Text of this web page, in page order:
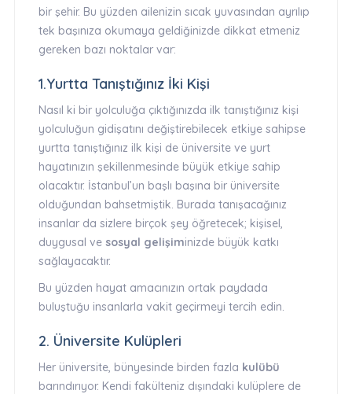
bir şehir. Bu yüzden ailenizin sıcak yuvasından ayrılıp
tek başınıza okumaya geldiğinizde dikkat etmeniz
gereken bazı noktalar var:
1.Yurtta Tanıştığınız İki Kişi
Nasıl ki bir yolculuğa çıktığınızda ilk tanıştığınız kişi
yolculuğun gidişatını değiştirebilecek etkiye sahipse
yurtta tanıştığınız ilk kişi de üniversite ve yurt
hayatınızın şekillenmesinde büyük etkiye sahip
olacaktır. İstanbul’un başlı başına bir üniversite
olduğundan bahsetmiştik. Burada tanışacağınız
insanlar da sizlere birçok şey öğretecek; kişisel,
duygusal ve sosyal gelişiminizde büyük katkı
sağlayacaktır.
Bu yüzden hayat amacınızın ortak paydada
buluştuğu insanlarla vakit geçirmeyi tercih edin.
2. Üniversite Kulüpleri
Her üniversite, bünyesinde birden fazla kulübü
barındırıyor. Kendi fakülteniz dışındaki kulüplere de